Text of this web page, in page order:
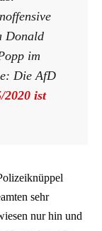
Donald
im
Die AfD
2020 ist
sehr
nur hin und